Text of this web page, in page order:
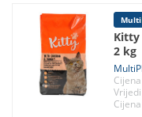
Multi
Kitty
2 kg